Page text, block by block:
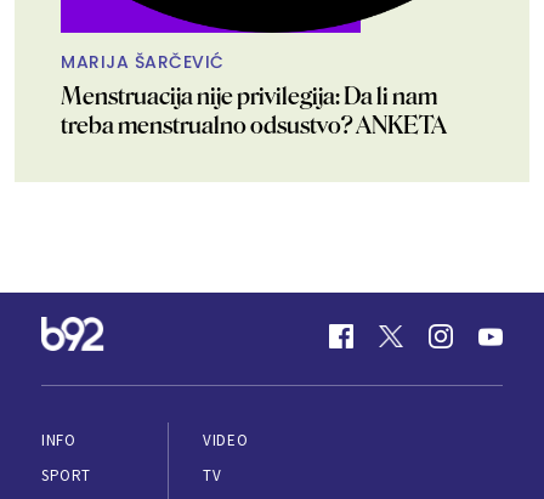
MARIJA ŠARČEVIĆ
Menstruacija nije privilegija: Da li nam
treba menstrualno odsustvo? ANKETA
INFO
SPORT
VIDEO
TV